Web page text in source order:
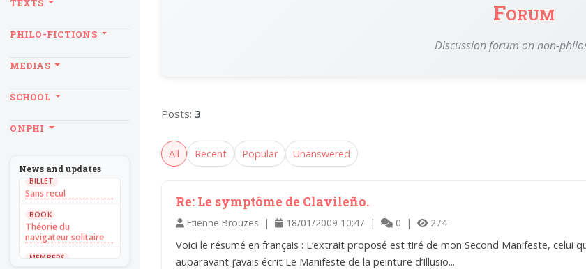
Forum
Discussion forum on non-
Posts: 3
All Recent Popular Unanswered
Re: Le symptôme de Clavileño.
Etienne Brouzes | 18/01/2009 10:47 | 0 | 274
Voici le résumé en français : L’extrait proposé est tiré de mon Second Manifeste, celui
auparavant j’avais écrit Le Manifeste de la peinture d’Illusio...
TEXTS
PHILO-FICTIONS
MEDIAS
SCHOOL
ONPHI
News and updates
BILLET
Sans recul
BOOK
Théorie du
navigateur solitaire
MEMBERS